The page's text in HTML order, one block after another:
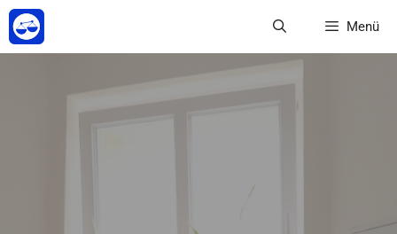
Zum
Inhalt
springen
Menü